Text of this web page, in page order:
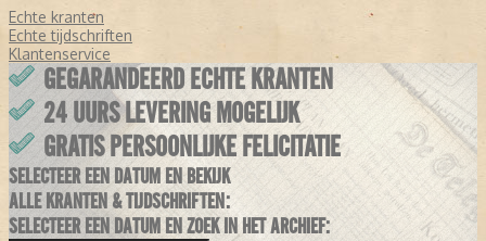
Echte kranten
Echte tijdschriften
Klantenservice
GEGARANDEERD ECHTE KRANTEN
24 UURS LEVERING MOGELIJK
GRATIS PERSOONLIJKE FELICITATIE
SELECTEER EEN DATUM EN BEKIJK
ALLE KRANTEN & TIJDSCHRIFTEN:
SELECTEER EEN DATUM EN ZOEK IN HET ARCHIEF: